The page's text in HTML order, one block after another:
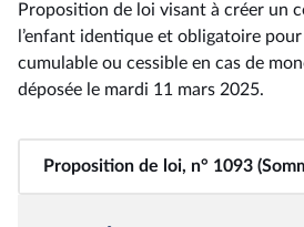
Proposition de loi visant à créer un
l’enfant identique et obligatoire
cumulable ou cessible en cas de
déposée le mardi 11 mars 2025.
Proposition de loi, n° 1093